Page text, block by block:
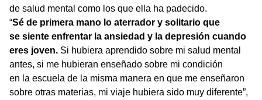
de salud mental como los que ella ha padecido.
“Sé de primera mano lo aterrador y solitario que
se siente enfrentar la ansiedad y la depresión cuando
eres joven. Si hubiera aprendido sobre mi salud mental
antes, si me hubieran enseñado sobre mi condición
en la escuela de la misma manera en que me enseñaron
sobre otras materias, mi viaje hubiera sido muy diferente”,